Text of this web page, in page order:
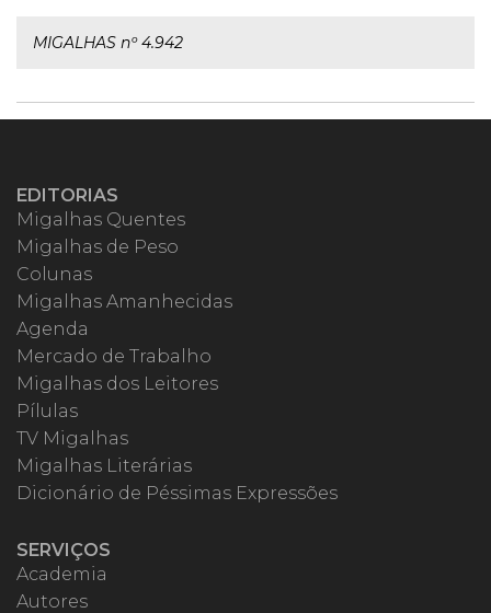
MIGALHAS nº 4.942
EDITORIAS
Migalhas Quentes
Migalhas de Peso
Colunas
Migalhas Amanhecidas
Agenda
Mercado de Trabalho
Migalhas dos Leitores
Pílulas
TV Migalhas
Migalhas Literárias
Dicionário de Péssimas Expressões
SERVIÇOS
Academia
Autores